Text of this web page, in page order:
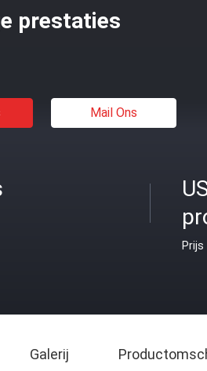
prestaties
Mail Ons
Prijs
Galerij